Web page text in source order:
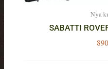
Nya
SABATTI